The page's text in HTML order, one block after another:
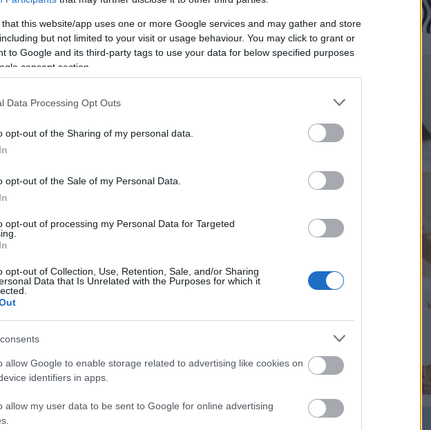
that this website/app uses one or more Google services and may gather and store
but not limited to your visit or usage behaviour. You may click to grant or
to Google and its third-party tags to use your data for below specified purposes
consent section.
Data Processing Opt Outs
opt-out of the Sharing of my personal data.
opt-out of the Sale of my Personal Data.
opt-out of processing my Personal Data for Targeted
opt-out of Collection, Use, Retention, Sale, and/or Sharing
Data that Is Unrelated with the Purposes for which it
allow Google to enable storage related to advertising like cookies on
identifiers in apps.
allow my user data to be sent to Google for online advertising
is hasonló utat választott és
amikor Selenával randizni
a kapcsolat alatt. Egy közös
kezdett Bella felé.
Bellával! Az elsődleges most nem
az, hogy újra jóban legyenek
így nem is csoda, ha megint
még mindig gyönyörűnek tartja
- mondta a névtelen ismerős